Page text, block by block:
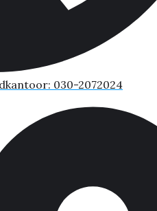
030-2072024